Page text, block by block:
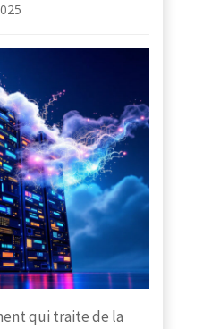
qui traite de la